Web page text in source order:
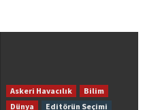
Askeri Havacılık
Bilim
Dünya
Editörün Seçimi